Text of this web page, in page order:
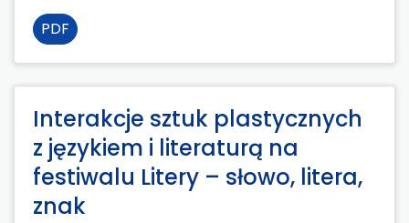
PDF
Interakcje sztuk plastycznych
z językiem i literaturą na
festiwalu Litery – słowo, litera,
znak